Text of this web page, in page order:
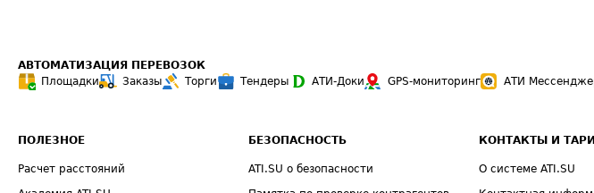
АВТОМАТИЗАЦИЯ ПЕРЕВОЗОК
Площадки
Заказы Торги Тендеры АТИ-Доки GPS-мониторинг АТИ
ПОЛЕЗНОЕ
Расчет расстояний
БЕЗОПАСНОСТЬ
ATI.SU о безопасности
КОНТАКТЫ И
О системе ATI.SU